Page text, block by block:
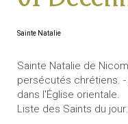
Sainte Natalie
Sainte Natalie de
persécutés chrétiens.
dans l'Église orientale.
Liste des Saints du jour: